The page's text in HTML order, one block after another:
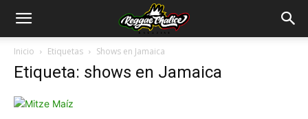
Inicio Etiquetas Shows en Jamaica
Etiqueta: shows en Jamaica